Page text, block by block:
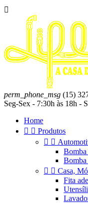

perm_phone_msg (15)
Seg-Sex - 7:30h às 18h -
Home
  Produtos
 
Bomba
Bomba
  Casa,
Fita